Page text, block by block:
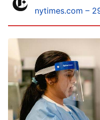
nytimes.com –